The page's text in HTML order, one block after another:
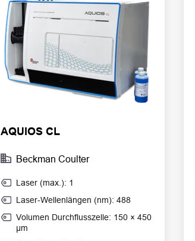
AQUIOS CL
Beckman Coulter
Laser (max.): 1
Laser-Wellenlängen (nm): 488
Volumen Durchflusszelle: 150 × 450
μm